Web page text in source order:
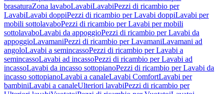
brasaturaZona lavaboLavabiLavabiPezzi di ricambio per
LavabiLavabi doppiPezzi di ricambio per Lavabi doppiLavabi per
mobili sottolavaboPezzi di ricambio per Lavabi per mobili
sottolavaboLavabi da appoggioPezzi di ricambio per Lavabi da
appoggioLavamaniPezzi di ricambio per LavamaniLavamani ad
angoloLavabi a semincassoPezzi di ricambio per Lavabi a
semincassoLavabi ad incassoPezzi di ricambio per Lavabi ad
incassoLavabi da incasso sottopianoPezzi di ricambio per Lavabi da
incasso sottopianoLavabi a canaleLavabi ComfortLavabi per
bambiniLavabi a canaleUlteriori lavabiPezzi di ricambio per